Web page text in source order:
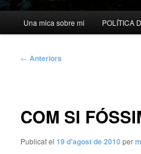
Una mica sobre mi POLÍTICA
Navegació
← Anteriors
COM SI
Publicat el19 d'agost de 2010 per